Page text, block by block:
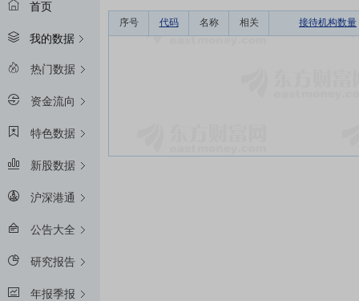
首页
我的数据
热门数据
资金流向
特色数据
新股数据
沪深港通
公告大全
研究报告
年报季报
序号 代码 名称 相关 接待机构数量